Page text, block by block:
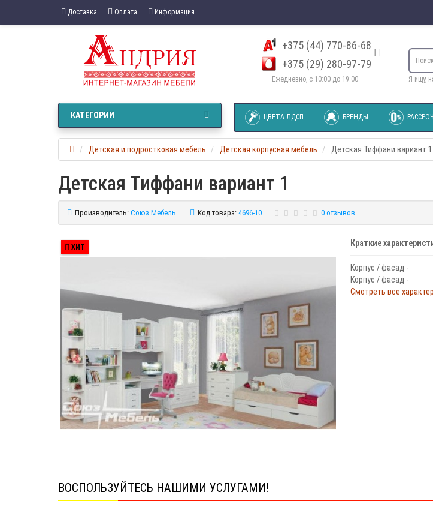
Доставка Оплата Информация
+375 (44) 770-86-68
+375 (29) 280-97-79
Ежедневно, с 10:00 до 19:00 Я ищу,
ЦВЕТА ЛДСП БРЕНДЫ
КАТЕГОРИИ
Детская и подростковая мебель Детская корпусная мебель Детская Тиффани вариант 1
Детская Тиффани вариант 1
Производитель: Союз Мебель Код товара: 4696-10 0 отзывов
ХИТ Краткие
Корпус / фасад -
Корпус / фасад -
Смотреть все
ВОСПОЛЬЗУЙТЕСЬ НАШИМИ УСЛУГАМИ!